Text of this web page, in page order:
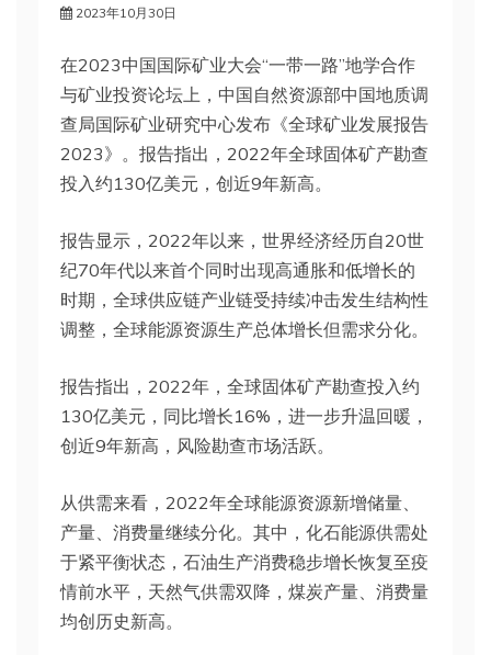
2023年10月30日
在2023中国国际矿业大会“一带一路”地学合作
与矿业投资论坛上，中国自然资源部中国地质调
查局国际矿业研究中心发布《全球矿业发展报告
2023》。报告指出，2022年全球固体矿产勘查
投入约130亿美元，创近9年新高。
报告显示，2022年以来，世界经济经历自20世
纪70年代以来首个同时出现高通胀和低增长的
时期，全球供应链产业链受持续冲击发生结构性
调整，全球能源资源生产总体增长但需求分化。
报告指出，2022年，全球固体矿产勘查投入约
130亿美元，同比增长16%，进一步升温回暖，
创近9年新高，风险勘查市场活跃。
从供需来看，2022年全球能源资源新增储量、
产量、消费量继续分化。其中，化石能源供需处
于紧平衡状态，石油生产消费稳步增长恢复至疫
情前水平，天然气供需双降，煤炭产量、消费量
均创历史新高。